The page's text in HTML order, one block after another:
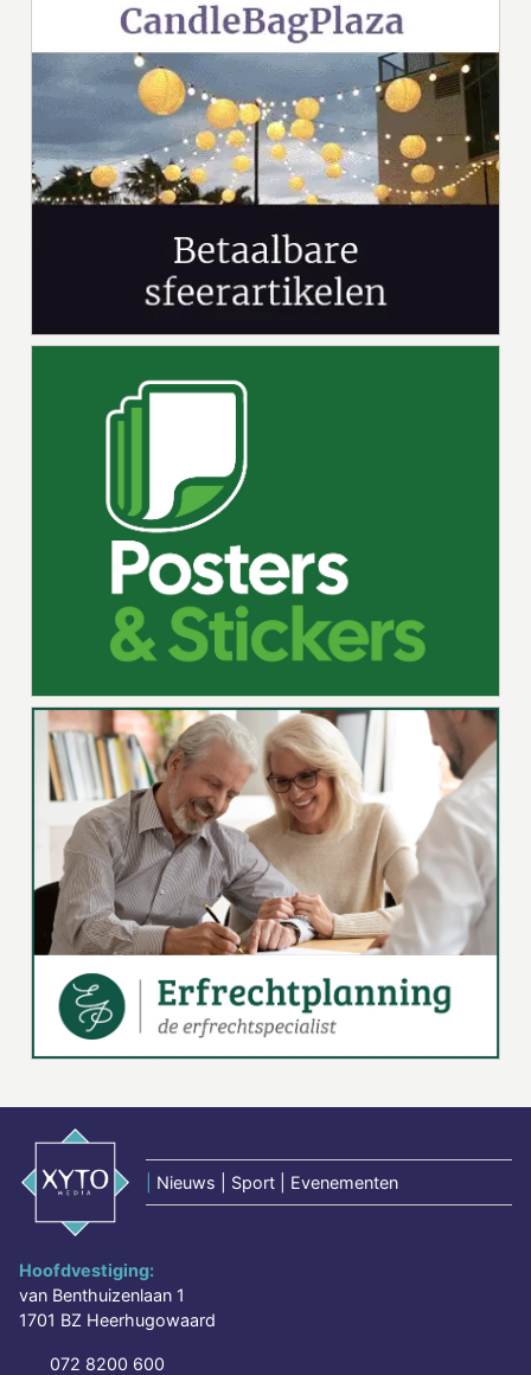
Nieuws | Sport | Evenementen
Hoofdvestiging:
van Benthuizenlaan 1
1701 BZ Heerhugowaard
072 8200 600